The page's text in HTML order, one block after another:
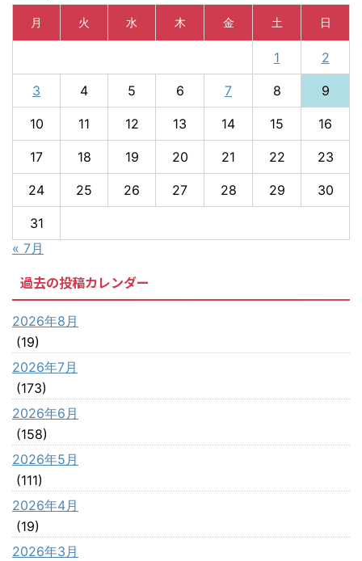
月 火 水 木 金 土 日
1 2
3 4 5 6 7 8 9
10 11 12 13 14 15 16
17 18 19 20 21 22 23
24 25 26 27 28 29 30
31
« 7月
過去の投稿カレンダー
2026年8月
(19)
2026年7月
(173)
2026年6月
(158)
2026年5月
(111)
2026年4月
(19)
2026年3月